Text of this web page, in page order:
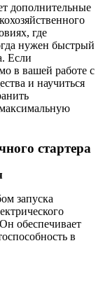
дополнительные
где
нужен быстрый
Если
в вашей работе с
и научиться
стартера
запуска
обеспечивает
в